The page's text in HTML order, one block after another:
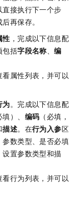
接执行下一个步
再保存。
性 ，完成以下信息配
包括字段名称、编
看属性列表，并可以
为。完成以下信息配
填）、 编码 （必填，
描述。在行为入参区
参数类型、是否必填
设置参数类型和描
看行为列表，并可以